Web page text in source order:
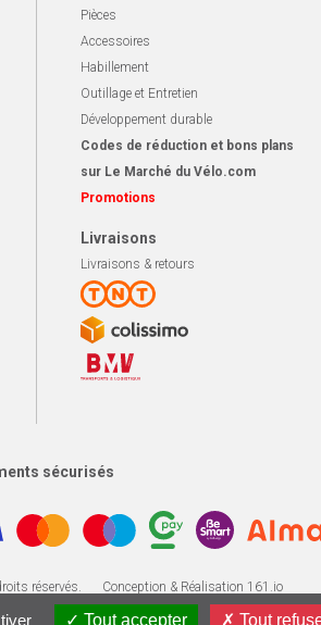
Pièces
Accessoires
Habillement
Outillage et Entretien
Développement durable
Codes de réduction et bons plans
sur Le Marché du Vélo.com
Promotions
Livraisons
Livraisons & retours
sécurisés
réservés. Apotekisto, solution ecommerce
Conception & Réalisation 161.io
Tout accepter Tout